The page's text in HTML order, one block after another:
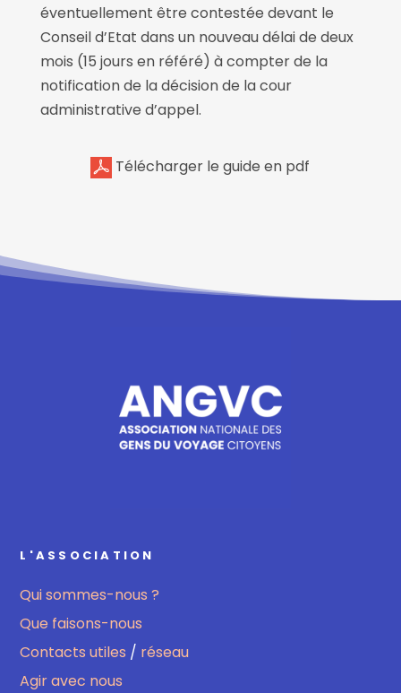
éventuellement être contestée devant le
Conseil d’Etat dans un nouveau délai de deux
mois (15 jours en référé) à compter de la
notification de la décision de la cour
administrative d’appel.
Télécharger le guide en pdf
L'ASSOCIATION
Qui sommes-nous ?
Que faisons-nous
Contacts utiles / réseau
Agir avec nous